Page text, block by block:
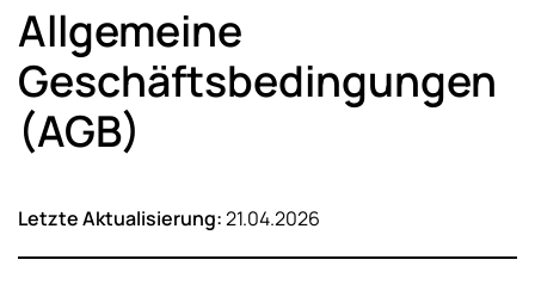
Allgemeine
Geschäftsbedingungen
(AGB)
Letzte Aktualisierung:21.04.2026